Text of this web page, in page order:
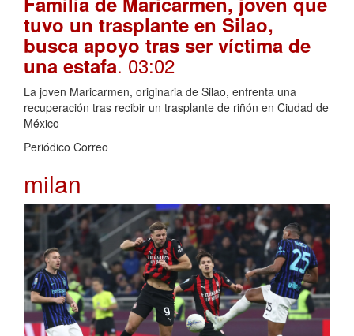
tuvo un trasplante en Silao,
busca apoyo tras ser víctima de
una estafa. 03:02
La joven Maricarmen, originaria de Silao, enfrenta una
recuperación tras recibir un trasplante de riñón en Ciudad de
México
Periódico Correo
milan